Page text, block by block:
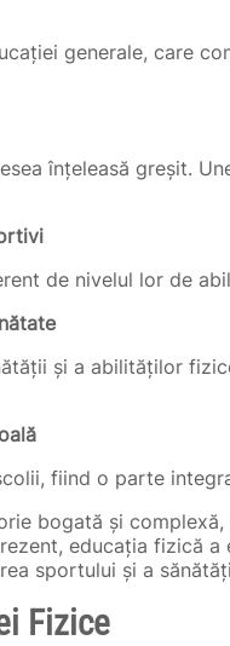
generale, care
înțeleasă greșit.
de nivelul lor de
și a abilităților
fiind o parte
bogată și
educația fizică
sportului și a
Fizice